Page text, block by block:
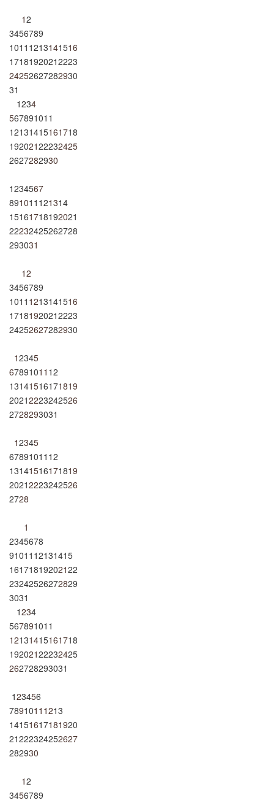
12
3456789
1011 1213141516
17181920212223
24252627282930
31
1234
567891011
12131415161718
19202122232425
2627282930
1234567
891011 121314
15161718192021
22232425262728
293031
12
3456789
1011 1213141516
17181920212223
24252627282930
12345
67891011 12
13141516171819
20212223242526
2728293031
12345
67891011 12
13141516171819
20212223242526
2728
1
2345678
91011 12131415
16171819202122
23242526272829
3031
1234
567891011
12131415161718
19202122232425
262728293031
123456
7891011 1213
14151617181920
21222324252627
282930
12
3456789